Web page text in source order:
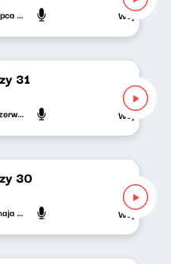
23 lipca 2026 Wojciech
31
18 czerwca 2026 Wojciech
30
28 maja 2026 Wojciech